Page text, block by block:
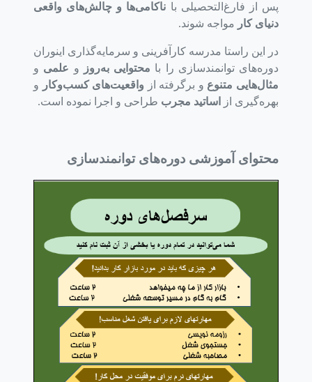
پس از فارغ‌التحصیلی با ناکامی‌ها و چالش‌های واقعی
دنیای کار مواجه شوند.
در این راستا مدرسه کارآفرینی و سرمایه‌گذاری اینوران
دوره‌های توانمندسازی را با محتوایی به‌روز و علمی و
مثال‌هایی متنوع و برگرفته از واقعیت‌های کسب‌وکار
و
بهره‌گیری از
اساتید مجرب طراحی و اجرا نموده است.
محتوای آموزشی دوره‌های توانمندسازی